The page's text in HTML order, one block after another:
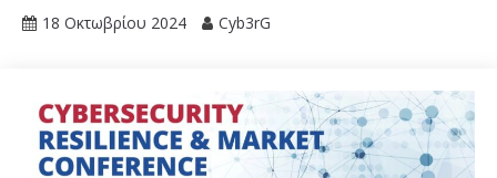
18 Οκτωβρίου 2024 Cyb3rG